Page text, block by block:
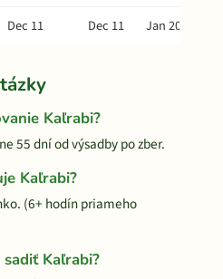
Dec 11 Dec 11 Jan 20
Kaľrabi?
55 dní od výsadby po zber.
Kaľrabi?
(6+ hodín priameho
Kaľrabi?